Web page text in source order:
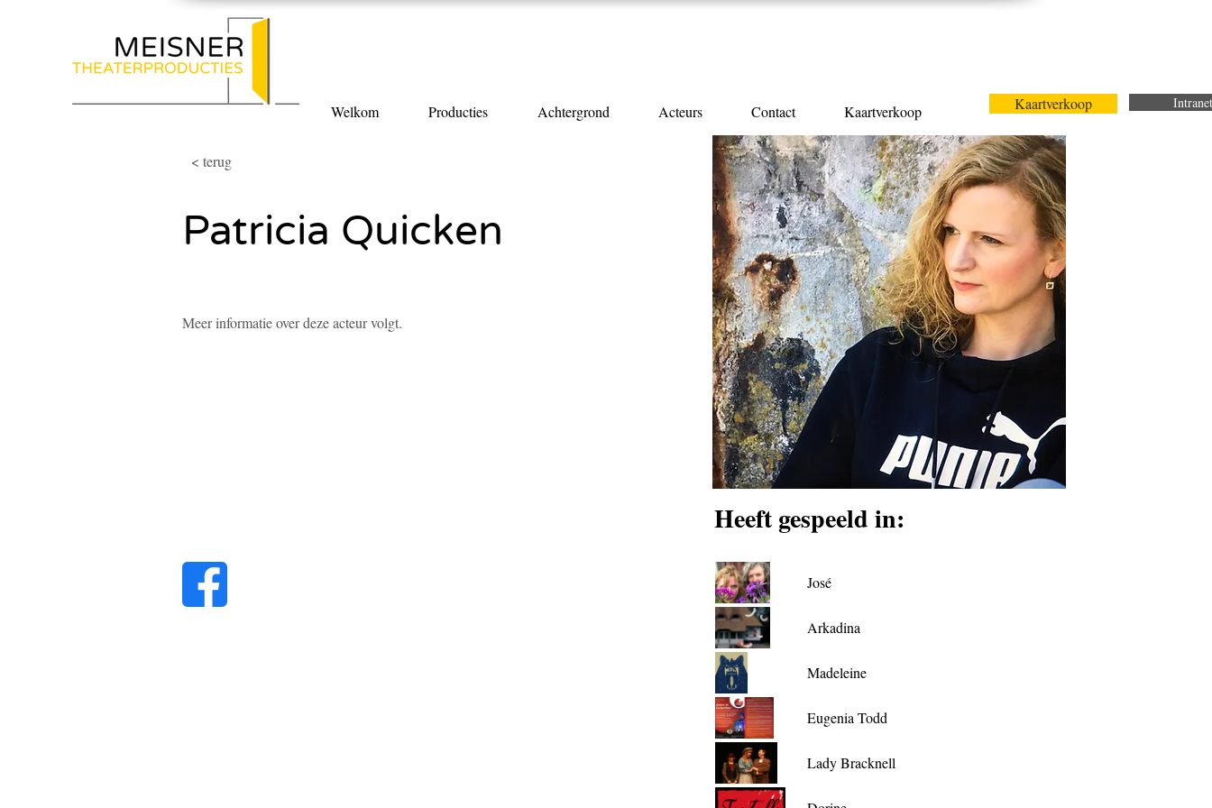
Welkom Producties Achtergrond Acteurs Contact Kaartverkoop Kaartverkoop Intranet
< terug
Patricia Quicken
Meer informatie over deze acteur volgt.
Heeft gespeeld in:
José
Arkadina
Madeleine
Eugenia Todd
Lady Bracknell